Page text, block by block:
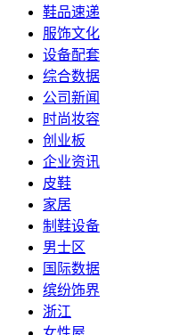
鞋品速递
服饰文化
设备配套
综合数据
公司新闻
时尚妆容
创业板
企业资讯
皮鞋
家居
制鞋设备
男士区
国际数据
缤纷饰界
浙江